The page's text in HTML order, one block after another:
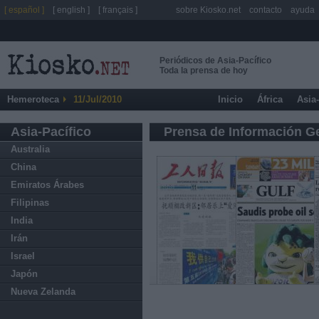
Periódicos de Asia-Pacífico
Toda la prensa de hoy
Hemeroteca 11/Jul/2010 Inicio África
Asia-Pacífico
Australia
China
Emiratos Árabes
Filipinas
India
Irán
Israel
Japón
Nueva Zelanda
Prensa de Información
[ español ] [ english ] [ français ] sobre Kiosko.net contacto ayuda